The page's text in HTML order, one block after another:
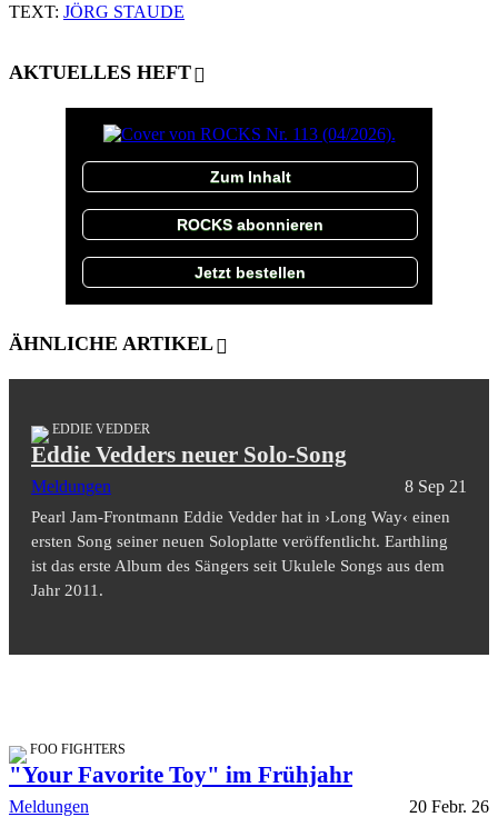
TEXT: JÖRG STAUDE
AKTUELLES HEFT
Zum Inhalt
ROCKS abonnieren
Jetzt bestellen
ÄHNLICHE ARTIKEL
EDDIE VEDDER
Eddie Vedders neuer Solo-Song
Meldungen 8 Sep 21
Pearl Jam-Frontmann Eddie Vedder hat in ›Long Way‹ einen
ersten Song seiner neuen Soloplatte veröffentlicht. Earthling
ist das erste Album des Sängers seit Ukulele Songs aus dem
Jahr 2011.
FOO FIGHTERS
"Your Favorite Toy" im Frühjahr
Meldungen 20 Febr. 26